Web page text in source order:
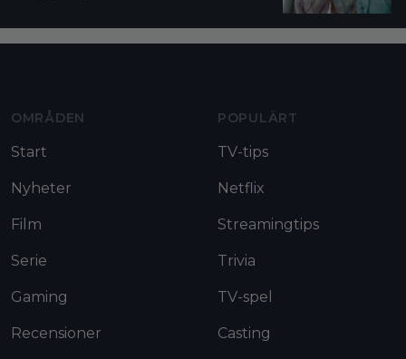
OMRÅDEN
Start
Nyheter
Film
Serie
Gaming
Recensioner
POPULÄRT
TV-tips
Netflix
Streamingtips
Trivia
TV-spel
Casting